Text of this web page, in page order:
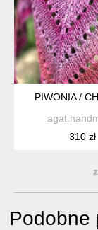
PIWONIA /
310 zł
Podobne